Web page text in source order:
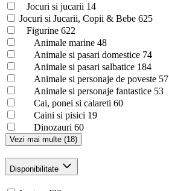
Jocuri si jucarii 14
Jocuri si Jucarii, Copii & Bebe 625
Figurine 622
Animale marine 48
Animale si pasari domestice 74
Animale si pasari salbatice 184
Animale si personaje de poveste 57
Animale si personaje fantastice 53
Cai, ponei si calareti 60
Caini si pisici 19
Dinozauri 60
Vezi mai multe (18)
Disponibilitate